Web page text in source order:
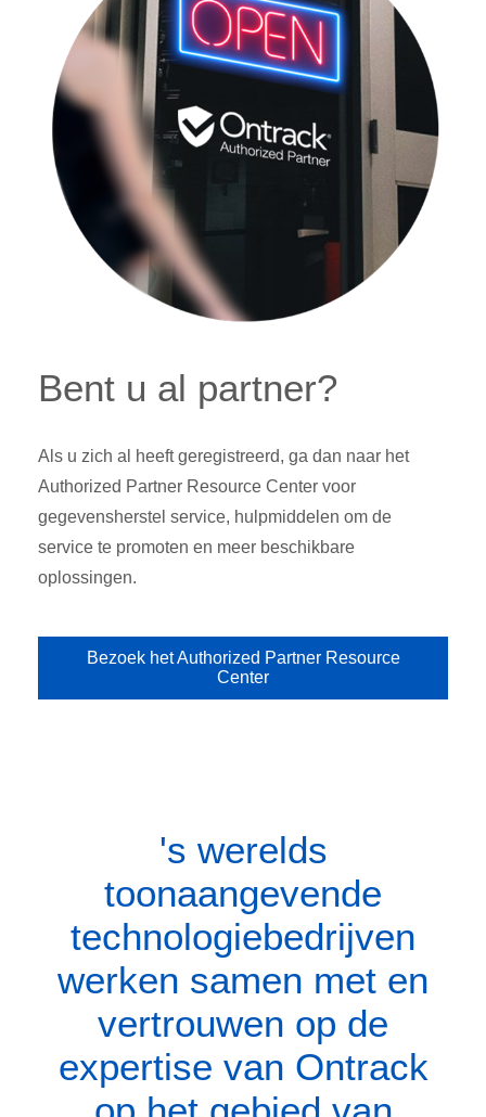
Bent u al partner?
Als u zich al heeft geregistreerd, ga dan naar het
Authorized Partner Resource Center voor
gegevensherstel service, hulpmiddelen om de
service te promoten en meer beschikbare
oplossingen.
Bezoek het Authorized Partner Resource
Center
's werelds
toonaangevende
technologiebedrijven
werken samen met en
vertrouwen op de
expertise van Ontrack